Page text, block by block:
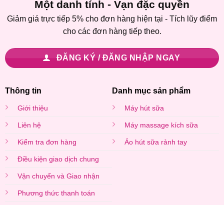
Một danh tính - Vạn đặc quyền
Giảm giá trực tiếp 5% cho đơn hàng hiện tại - Tích lũy điểm
cho các đơn hàng tiếp theo.
ĐĂNG KÝ / ĐĂNG NHẬP NGAY
Thông tin
Giới thiệu
Liên hệ
Kiểm tra đơn hàng
Điều kiện giao dịch chung
Vận chuyển và Giao nhận
Phương thức thanh toán
Danh mục sản phẩm
Máy hút sữa
Máy massage kích sữa
Áo hút sữa rảnh tay